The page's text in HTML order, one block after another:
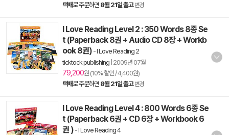
택배로 주문하면 8월 21일 출고 변경
I Love Reading Level 2 : 350 Words 8종 Se
t (Paperback 8권 + Audio CD 8장 + Workb
ook 8권) -I Love Reading 2
ticktock publishing 2009년 07월
79,200원 (10% 할인 / 4,400원)
택배로 주문하면 8월 21일 출고 변경
I Love Reading Level 4 : 800 Words 6종 Se
t (Paperback 6권 + CD 6장 + Workbook 6
권 ) -I Love Reading 4